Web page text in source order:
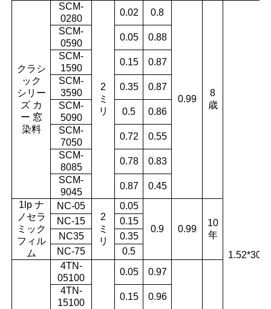
クラシ
ック
シリー
ズ カ
ー 窓
染料
SCM-
0280
2
ミ
リ
0.02 0.8
0.99
8
歳
1.52*30m
SCM-
0590
0.05
0.88
SCM-
1590
0.15
0.87
SCM-
3590
0.35
0.87
SCM-
5090
0.5
0.86
SCM-
7050
0.72
0.55
SCM-
8085
0.78
0.83
SCM-
9045
0.87
0.45
1lp ナ
ノセラ
ミック
フィル
ム
NC-05
2
ミ
リ
0.05
0.9 0.99
10
年
NC-15
0.15
NC35
0.35
NC-75
0.5
4TN-
05100
0.05 0.97
4TN-
15100
0.15
0.96